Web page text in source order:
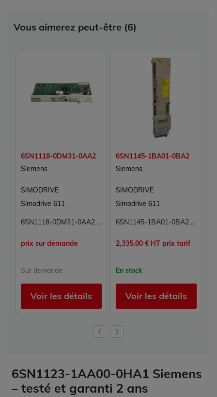
Vous aimerez peut-être (6)
6SN1118-0DM31-0AA2
Siemens
SIMODRIVE
Simodrive 611
6SN1118-0DM31-0AA2 Simodrive Siemens
prix sur demande
Sur demande
Voir les détails
6SN1145-1BA01-0BA2
Siemens
SIMODRIVE
Simodrive 611
6SN1145-1BA01-0BA2 Module d alimentation Simodrive 611 Siemens 16/21 kW
2,335.00 € HT prix tarif
En stock
Voir les détails
6SN1123-1AA00-0HA1 Siemens
– testé et garanti 2 ans